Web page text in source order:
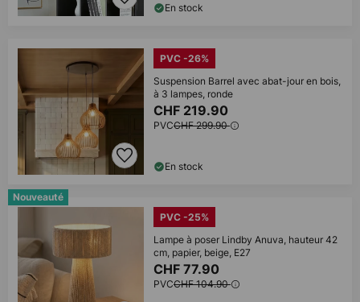
En stock
PVC -26%
Suspension Barrel avec abat-jour en bois,
à 3 lampes, ronde
CHF 219.90
PVCCHF 299.90
En stock
Nouveauté
PVC -25%
Lampe à poser Lindby Anuva, hauteur 42
cm, papier, beige, E27
CHF 77.90
PVCCHF 104.90